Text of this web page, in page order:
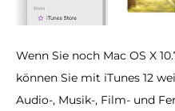
Wenn Sie noch Mac OS X
können Sie mit iTunes 12
Audio-, Musik-, Film- und